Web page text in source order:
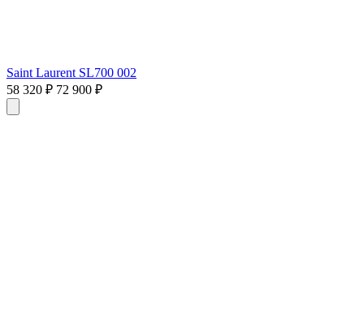
Saint Laurent SL700 002
58 320 ₽ 72 900 ₽